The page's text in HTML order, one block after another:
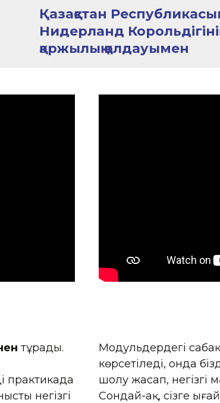
Қазақстан
Нидерланд
қаржылық қолдауымен
тұрады.
практикада
негізгі
Модульдердегі
көрсетіледі, онда
шолу жасап, негізгі
Сондай-ақ, сізге